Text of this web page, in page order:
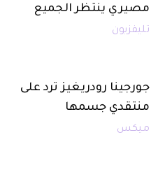
مصيري ينتظر الجميع
تليفزيون
جورجينا رودريغيز ترد على
منتقدي جسمها
ميكس